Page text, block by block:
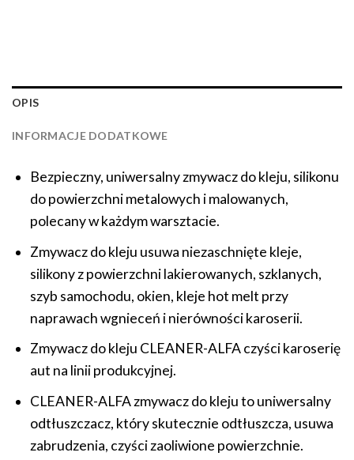
OPIS
INFORMACJE DODATKOWE
Bezpieczny, uniwersalny zmywacz do kleju, silikonu
do powierzchni metalowych i malowanych,
polecany w każdym warsztacie.
Zmywacz do kleju usuwa niezaschnięte kleje,
silikony z powierzchni lakierowanych, szklanych,
szyb samochodu, okien, kleje hot melt przy
naprawach wgnieceń i nierówności karoserii.
Zmywacz do kleju CLEANER-ALFA czyści karoserię
aut na linii produkcyjnej.
CLEANER-ALFA zmywacz do kleju to uniwersalny
odtłuszczacz, który skutecznie odtłuszcza, usuwa
zabrudzenia, czyści zaoliwione powierzchnie.